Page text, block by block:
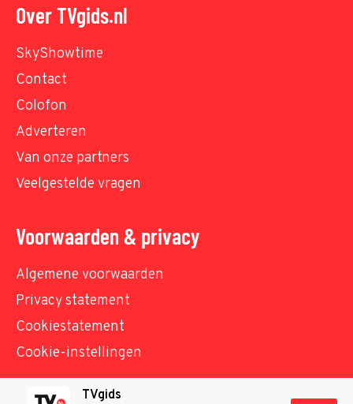
Over TVgids.nl
SkyShowtime
Contact
Colofon
Adverteren
Van onze partners
Veelgestelde vragen
Voorwaarden & privacy
Algemene voorwaarden
Privacy statement
Cookiestatement
Cookie-instellingen
TVgids